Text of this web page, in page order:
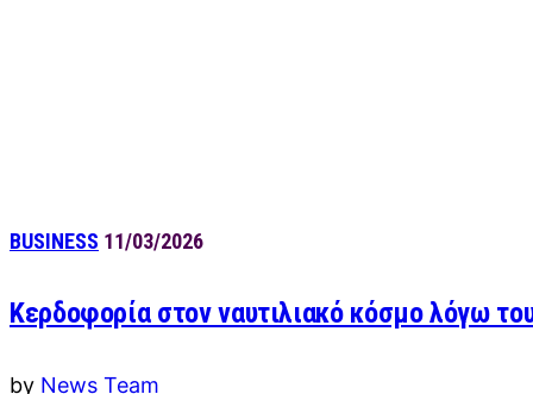
BUSINESS 11/03/2026
Κερδοφορία στον ναυτιλιακό κόσμο λόγω
by News Team